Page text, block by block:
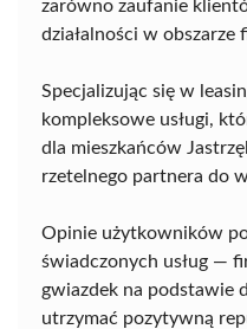
zarówno zaufanie
działalności w obszarze
Specjalizując się w
kompleksowe usługi,
dla mieszkańców
rzetelnego partnera do
Opinie użytkowników
świadczonych usług —
gwiazdek na podstawie
utrzymać pozytywną